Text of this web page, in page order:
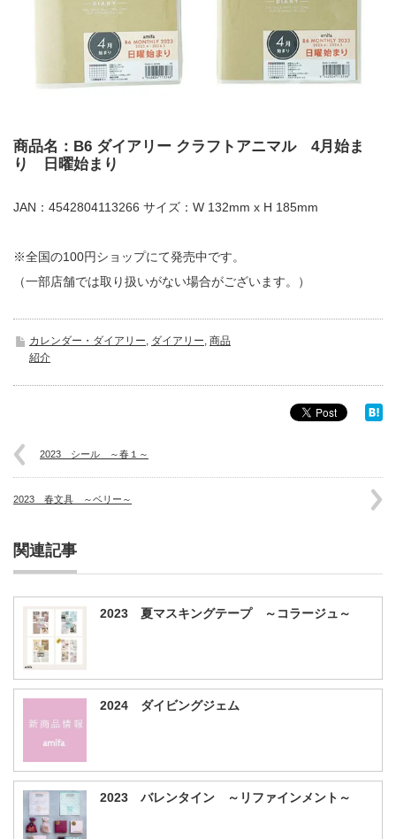
商品名：B6 ダイアリー クラフトアニマル 4月始ま
り 日曜始まり
JAN：4542804113266 サイズ：W 132mm x H 185mm
※全国の100円ショップにて発売中です。
（一部店舗では取り扱いがない場合がございます。）
カレンダー・ダイアリー ダイアリー 商品
紹介
2023 シール ～春１～
2023 春文具 ～ベリー～
関連記事
2023 夏マスキングテープ ～コラージュ～
2024 ダイビングジェム
2023 バレンタイン ～リファインメント～